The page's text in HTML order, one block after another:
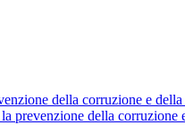
della corruzione e della
prevenzione della corruzione